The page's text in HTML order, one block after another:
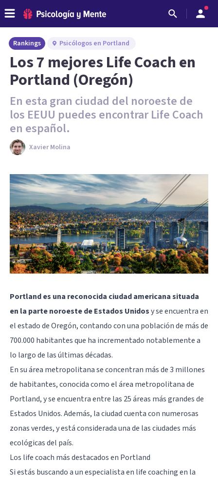
Rankings Psicólogos en Portland
Los 7 mejores Life Coach en
Portland (Oregón)
En esta gran ciudad del noroeste de
los EEUU puedes encontrar Life Coach
en español.
Xavier Molina
Portland es una reconocida ciudad americana situada
en la parte noroeste de Estados Unidosy se encuentra en
el estado de Oregón, contando con una población de más de
700.000 habitantes que ha incrementado notablemente a
lo largo de las últimas décadas.
En su área metropolitana se concentran más de 3 millones
de habitantes, conocida como el área metropolitana de
Portland, y se encuentra entre las 25 áreas más grandes de
Estados Unidos. Además, la ciudad cuenta con numerosas
zonas verdes, y está considerada una de las ciudades más
ecológicas del país.
Los life coach más destacados en Portland
Si estás buscando a un especialista en life coaching en la